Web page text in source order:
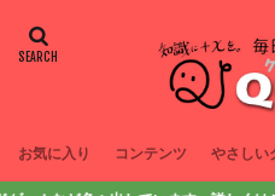
お気に入り コンテンツ やさしい